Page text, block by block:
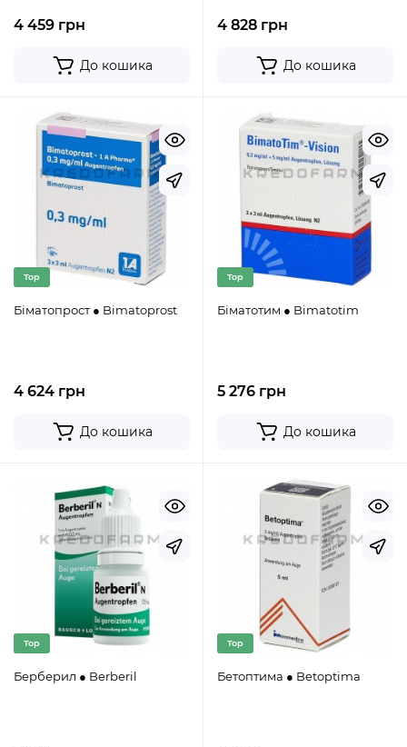
4 459 грн
До кошика
4 828 грн
До кошика
Top
Біматопрост ● Bimatoprost
4 624 грн
До кошика
Top
Біматотим ● Bimatotim
5 276 грн
До кошика
Top
Берберил ● Berberil
Top
Бетоптима ● Betoptima